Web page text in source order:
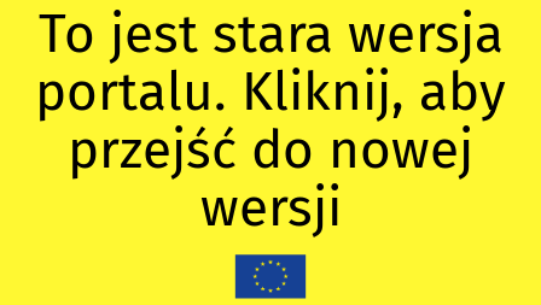
To jest stara wersja
portalu. Kliknij, aby
przejść do nowej
wersji